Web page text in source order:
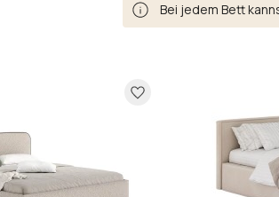
Bei jedem Bett